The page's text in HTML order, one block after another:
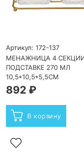
Артикул: 172-137
МЕНАЖНИЦА 4
ПОДСТАВКЕ 270 МЛ
10,5*10,5*5,5СМ
892 ₽
В корзину